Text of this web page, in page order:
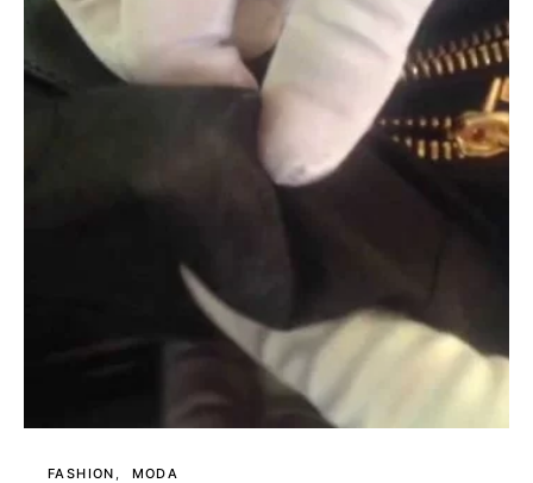
FASHION MODA